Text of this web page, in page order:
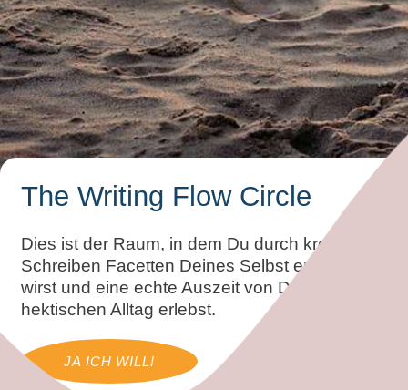
The Writing Flow Circle
Dies ist der Raum, in dem Du durch kreatives
Schreiben Facetten Deines Selbst entdecken
wirst und eine echte Auszeit von Deinem
hektischen Alltag erlebst.
JA ICH WILL!